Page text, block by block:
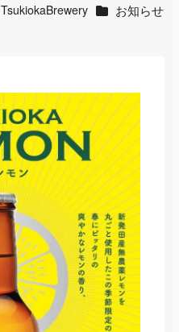
TsukiokaBrewery カテゴリー
お知らせ